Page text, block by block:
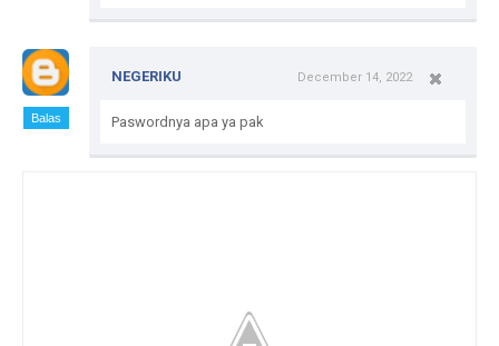
Balas
NEGERIKU December 14, 2022
Paswordnya apa ya pak